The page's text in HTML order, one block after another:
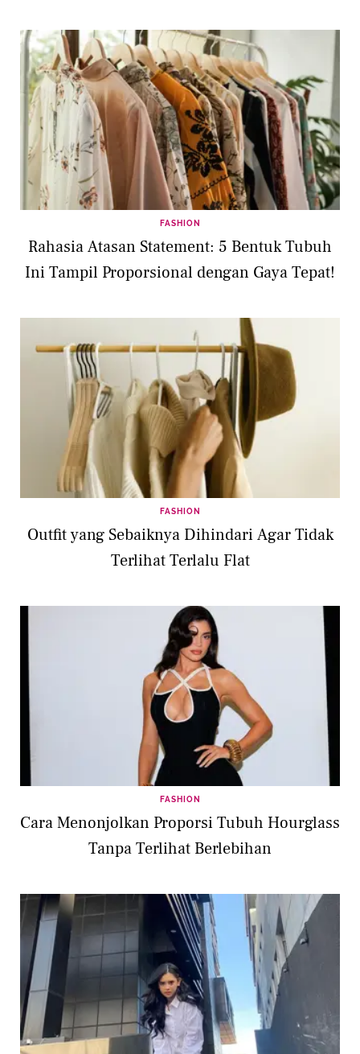
FASHION
Rahasia Atasan Statement: 5 Bentuk Tubuh
Ini Tampil Proporsional dengan Gaya Tepat!
FASHION
Outfit yang Sebaiknya Dihindari Agar Tidak
Terlihat Terlalu Flat
FASHION
Cara Menonjolkan Proporsi Tubuh Hourglass
Tanpa Terlihat Berlebihan